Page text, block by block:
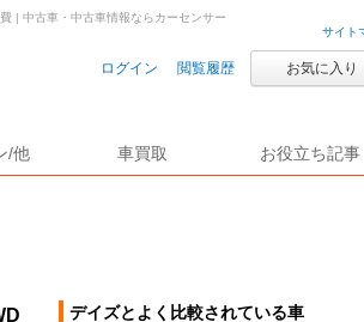
サイト
ログイン 閲覧履歴 お気に入り
/他 車買取 お役立ち記事
| 中古車・中古車情報ならカーセンサー
デイズとよく比較されている車